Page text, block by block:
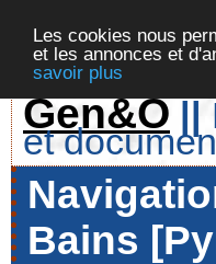
Les cookies nous
et les annonces et
savoir plus
Gen&O ||
et
Bains